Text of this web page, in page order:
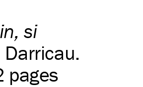
si
pages